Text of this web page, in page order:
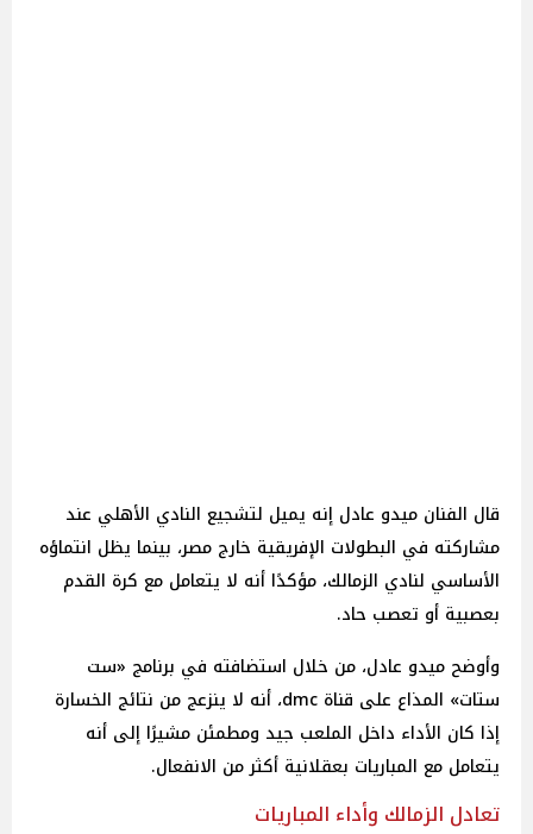
قال الفنان ميدو عادل إنه يميل لتشجيع النادي الأهلي عند
مشاركته في البطولات الإفريقية خارج مصر، بينما يظل انتماؤه
الأساسي لنادي الزمالك، مؤكدًا أنه لا يتعامل مع كرة القدم
بعصبية أو تعصب حاد.
وأوضح ميدو عادل، من خلال استضافته في برنامج «ست
ستات» المذاع على قناة dmc، أنه لا ينزعج من نتائج الخسارة
إذا كان الأداء داخل الملعب جيد ومطمئن مشيرًا إلى أنه
يتعامل مع المباريات بعقلانية أكثر من الانفعال.
تعادل الزمالك وأداء المباريات